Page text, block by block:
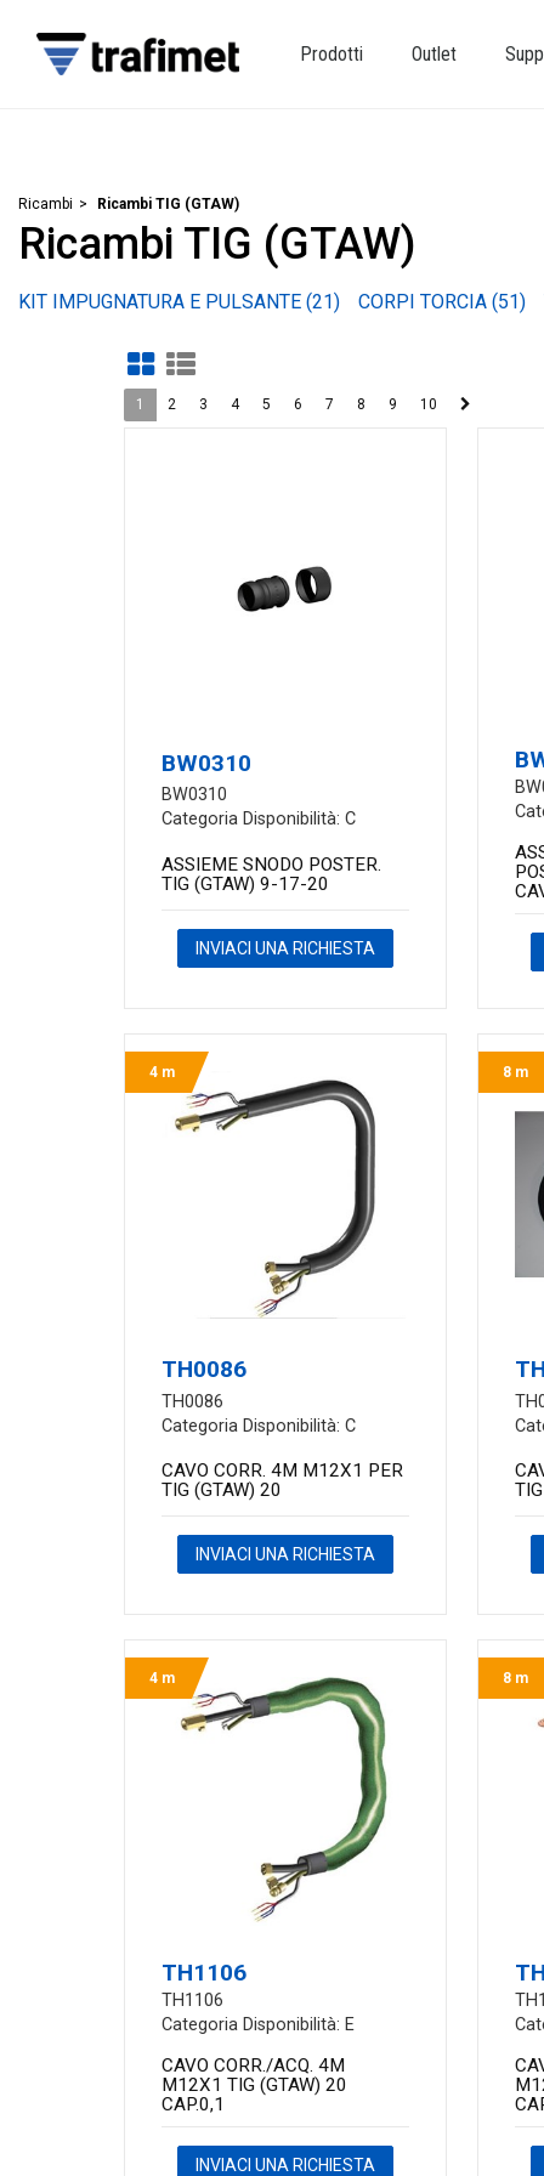
Prodotti Outlet
Ricambi Ricambi TIG (GTAW)
Ricambi TIG (GTAW)
1 2 3 4 5 6 7 8 9 10
ASSIEME SNODO POSTER.
TIG (GTAW) 9-17-20
BW0310
Categoria Disponibilità: C
BW0310
INVIACI UNA RICHIESTA
4 m
CAVO CORR. 4M M12X1 PER
TIG (GTAW) 20
TH0086
Categoria Disponibilità: C
TH0086
INVIACI UNA RICHIESTA
8 m
4 m
CAVO CORR./ACQ. 4M
M12X1 TIG (GTAW) 20
CAP.0,1
TH1106
Categoria Disponibilità: E
TH1106
INVIACI UNA RICHIESTA
8 m